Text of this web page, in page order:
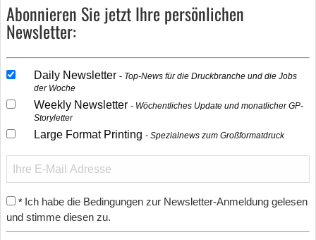
Abonnieren Sie jetzt Ihre persönlichen
Newsletter:
Daily Newsletter
Top-News für die Druckbranche und die Jobs
der Woche
Weekly Newsletter
Wöchentliches Update und monatlicher GP-
Storyletter
Large Format Printing Spezialnews zum Großformatdruck
* Ich habe die Bedingungen zur Newsletter-Anmeldung gelesen
und stimme diesen zu.